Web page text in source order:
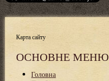
Карта сайту
ОСНОВНЕ МЕНЮ
Головна